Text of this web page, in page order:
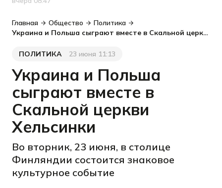
Дата публикации
Главная Общество
Политика
Украина и Польша сыграют вместе в Скальной церкви Хельсинки
Категория
ПОЛИТИКА
Дата публикации
23 июня 11:13
Украина и Польша
сыграют вместе в
Скальной церкви
Хельсинки
Во вторник, 23 июня, в столице
Финляндии состоится знаковое
культурное событие